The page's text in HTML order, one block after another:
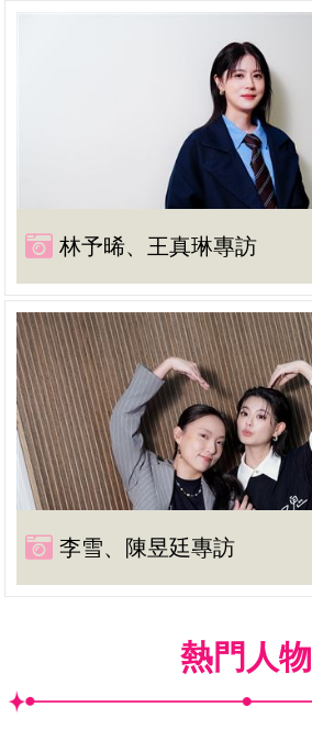
林予晞、王真琳專訪
李雪、陳昱廷專訪
熱門人物